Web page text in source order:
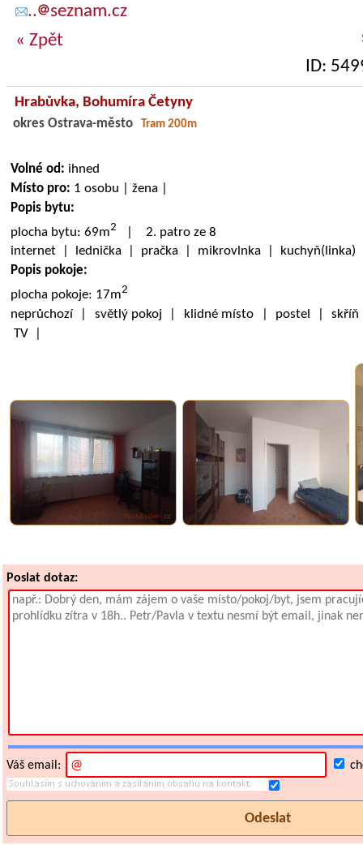
..
seznam.cz
« Zpět
ID:
Hrabůvka, Bohumíra Četyny
okres Ostrava-město Tram 200m
Volné od: ihned
Místo pro: 1 osobu | žena |
Popis bytu:
plocha bytu: 69m2
| 2. patro ze 8
internet | lednička | pračka | mikrovlnka |
Popis pokoje:
plocha pokoje: 17m2
neprůchozí | světlý pokoj | klidné místo | postel |
TV |
Poslat dotaz:
Váš email: